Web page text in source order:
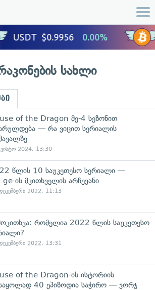
სახლი
of the Dragon მე-4 სეზონით
— რა ვიცით სერიალის
2024, 13:30
წლის 10 საუკეთესო სერიალი —
ის მკითხველის არჩევანი
2022, 11:13
რომელია 2022 წლის საუკეთესო
2022, 13:31
of the Dragon-ის ისტორიის
40 ეპიზოდია საჭირო — ჯორჯ